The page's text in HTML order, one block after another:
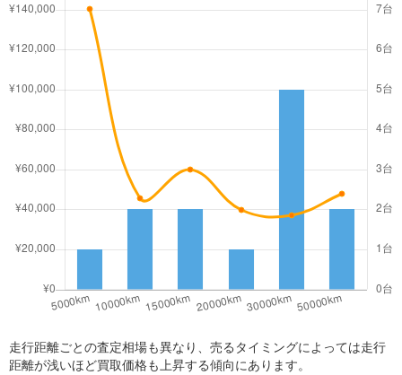
走行距離ごとの査定相場も異なり、売るタイミングによっては走行
距離が浅いほど買取価格も上昇する傾向にあります。